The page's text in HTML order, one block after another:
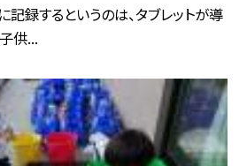
記録するというのは、タブレットが導
供...